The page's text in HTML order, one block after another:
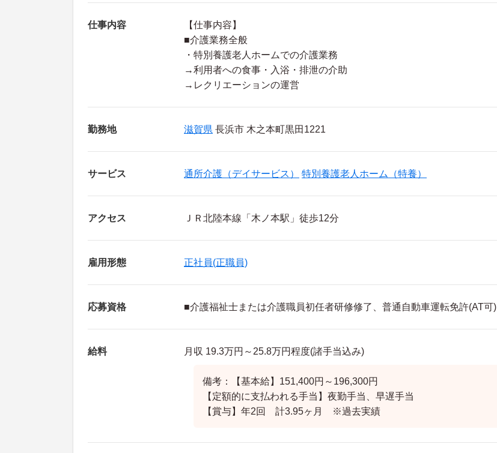
仕事内容
【仕事内容】
■介護業務全般
・特別養護老人ホームでの介護業務
→利用者への食事・入浴・排泄の介助
→レクリエーションの運営
勤務地 滋賀県 長浜市 木之本町黒田1221
サービス 通所介護（デイサービス） 特別養護老人ホーム（特養）
アクセス ＪＲ北陸本線「木ノ本駅」徒歩12分
雇用形態 正社員(正職員)
応募資格 ■介護福祉士または介護職員初任者研修修了、普通自動車運転免許(AT可)
給料 月収 19.3万円～25.8万円程度(諸手当込み)
備考：【基本給】151,400円～196,300円
【定額的に支払われる手当】夜勤手当、早遅手当
【賞与】年2回 計3.95ヶ月 ※過去実績